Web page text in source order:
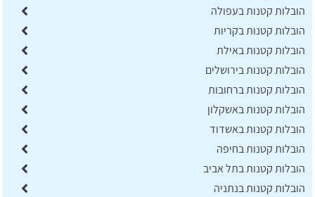
הובלות קטנות בעפולה
הובלות קטנות בקריות
הובלות קטנות באילת
הובלות קטנות בירושלים
הובלות קטנות ברחובות
הובלות קטנות באשקלון
הובלות קטנות באשדוד
הובלות קטנות בחיפה
הובלות קטנות בתל אביב
הובלות קטנות בנתניה